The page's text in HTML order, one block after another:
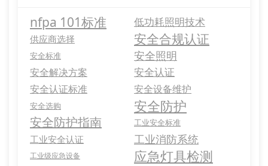
nfpa 101标准 低功耗照明技术
供应商选择 安全合规认证
安全标准 安全照明
安全解决方案 安全认证
安全认证标准 安全设备维护
安全选购 安全防护
安全防护指南 工业安全标准
工业安全认证 工业消防系统
工业级应急设备 应急灯具检测